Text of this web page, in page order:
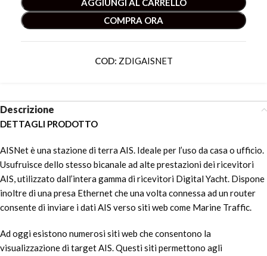
AGGIUNGI AL CARRELLO
COMPRA ORA
COD: ZDIGAISNET
Descrizione
DETTAGLI PRODOTTO
AISNet è una stazione di terra AIS. Ideale per l’uso da casa o ufficio.
Usufruisce dello stesso bicanale ad alte prestazioni dei ricevitori
AIS, utilizzato dall’intera gamma di ricevitori Digital Yacht. Dispone
inoltre di una presa Ethernet che una volta connessa ad un router
consente di inviare i dati AIS verso siti web come Marine Traffic.
Ad oggi esistono numerosi siti web che consentono la
visualizzazione di target AIS. Questi siti permettono agli